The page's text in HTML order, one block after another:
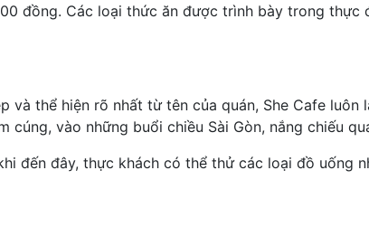
đồng. Các loại thức ăn được trình bày trong
và thể hiện rõ nhất từ tên của quán, She Cafe
cúng, vào những buổi chiều Sài Gòn, nắng chiếu
đến đây, thực khách có thể thử các loại đồ